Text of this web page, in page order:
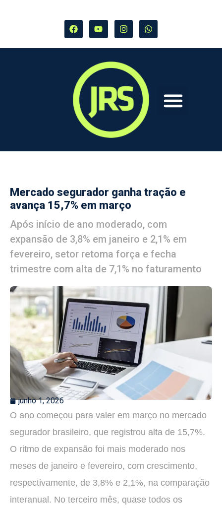
Mercado segurador ganha tração e
avança 15,7% em março
Após início de ano moderado, com
expansão de 3,8% em janeiro e 2,1% em
fevereiro, setor retoma força e fecha
trimestre com alta de 7,1% no faturamento
junho 1, 2026
O ano começou para valer em março no mercado
segurador brasileiro, que registrou alta de 15,7%.
O ritmo de expansão foi mais moderado nos
meses de janeiro e fevereiro, com crescimento,
respectivamente, de 3,8% e 2,1%, na comparação
interanual. No terceiro mês, quase todos os